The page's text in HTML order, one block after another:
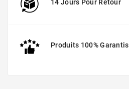
14 Jours Pour Retour
Produits 100% Garantis